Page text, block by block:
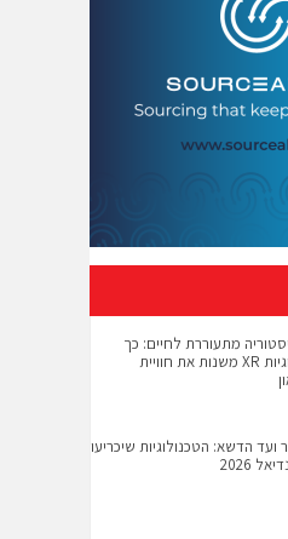
מתעוררת לחיים: כך
טכנולוגיות XR משנות את חוויית
ועד הדשא: הטכנולוגיות שיכריעו
2026